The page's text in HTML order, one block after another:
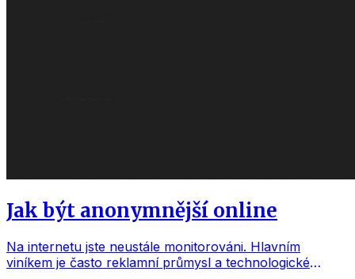
Jak být anonymnější online
Na internetu jste neustále monitorováni. Hlavním
viníkem je často reklamní průmysl a technologické